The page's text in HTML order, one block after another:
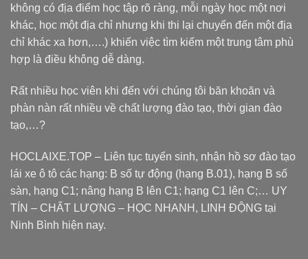
không có địa điểm học tập rõ ràng, mỗi ngày học một nơi
khác, học một địa chỉ nhưng khi thi lại chuyển đến một địa
chỉ khác xa hơn,….) khiến việc tìm kiếm một trung tâm phù
hợp là điều không dễ dàng.
Rất nhiều học viên khi đến với chúng tôi băn khoăn và
phàn nàn rất nhiều về chất lượng đào tạo, thời gian đào
tạo,…?
HOCLAIXE.TOP – Liên tục tuyển sinh, nhận hồ sơ đào tạo
lái xe ô tô các hạng: B số tự động (hạng B.01), hạng B số
sàn, hạng C1; nâng hạng B lên C1; hạng C1 lên C;… UY
TÍN – CHẤT LƯỢNG – HỌC NHANH, LINH ĐỘNG tại
Ninh Bình hiện nay.